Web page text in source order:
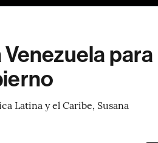
para
Latina y el Caribe, Susana